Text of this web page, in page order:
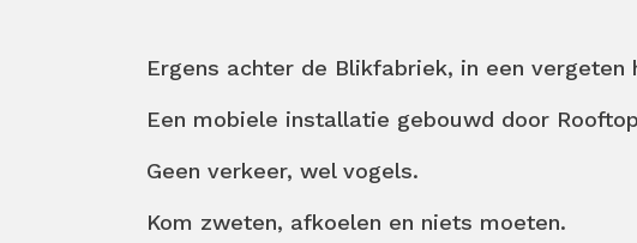
Ergens achter de Blikfabriek, in een
Een mobiele installatie gebouwd door
Geen verkeer, wel vogels.
Kom zweten, afkoelen en niets moeten.